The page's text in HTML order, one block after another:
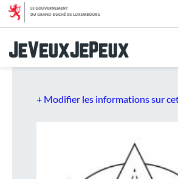
Aller au menu
Aller à la recherche
+ Modifier les informations sur